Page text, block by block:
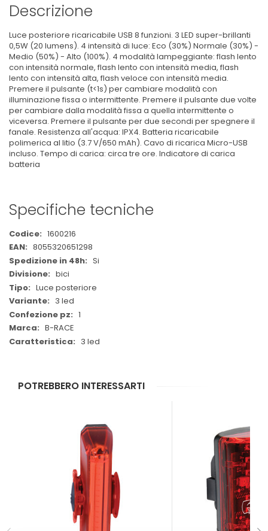
Descrizione
Luce posteriore ricaricabile USB 8 funzioni. 3 LED super-brillanti
0,5W (20 lumens). 4 intensità di luce: Eco (30%) Normale (30%) -
Medio (50%) - Alto (100%). 4 modalità lampeggiante: flash lento
con intensità normale, flash lento con intensità media, flash
lento con intensità alta, flash veloce con intensità media.
Premere il pulsante (t<1s) per cambiare modalità con
illuminazione fissa o intermittente. Premere il pulsante due volte
per cambiare dalla modalità fissa a quella intermittente o
viceversa. Premere il pulsante per due secondi per spegnere il
fanale. Resistenza all'acqua: IPX4. Batteria ricaricabile
polimerica al litio (3.7 V/650 mAh). Cavo di ricarica Micro-USB
incluso. Tempo di carica: circa tre ore. Indicatore di carica
batteria
Specifiche tecniche
Maggiori
Informazioni
1600216
8055320651298
Si
bici
Luce posteriore
3 led
1
B-RACE
3 led
POTREBBERO INTERESSARTI